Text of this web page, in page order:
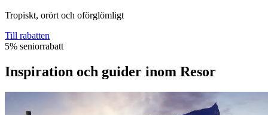
Tropiskt, orört och oförglömligt
Till rabatten
5% seniorrabatt
Inspiration och guider inom Resor